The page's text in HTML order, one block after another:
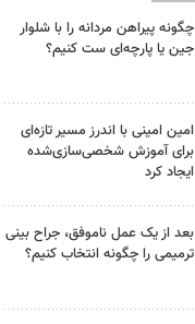
چگونه پیراهن مردانه را با شلوار
جین یا پارچه‌ای ست کنیم؟
امین امینی با اندرز مسیر تازه‌ای
برای آموزش شخصی‌سازی‌شده
ایجاد کرد
بعد از یک عمل ناموفق، جراح بینی
ترمیمی را چگونه انتخاب کنیم؟